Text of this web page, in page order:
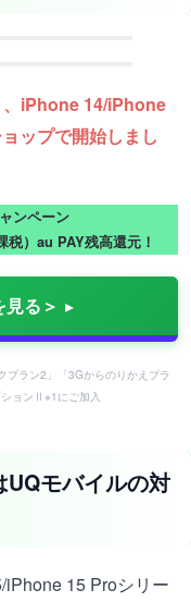
、iPhone 14/iPhone
ップで開始しまし
ンペーン
）au PAY残高還元！
る＞
プラン2」「3Gからのりかえプラ
ョンⅡ※1にご加入
モバイルの対
15 Proシリー